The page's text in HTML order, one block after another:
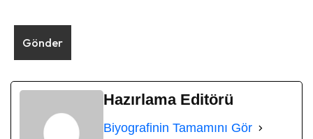
Hazırlama Editörü
Biyografinin Tamamını Gör